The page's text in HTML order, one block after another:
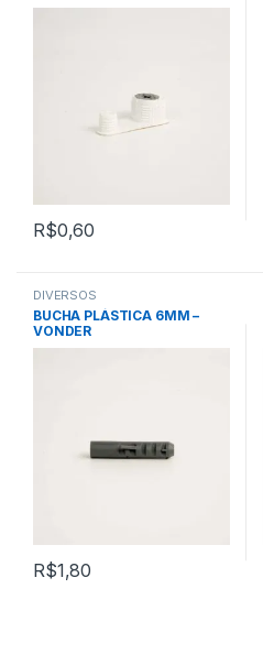
R$0,60
DIVERSOS
BUCHA PLÁSTICA 6MM –
VONDER
R$1,80